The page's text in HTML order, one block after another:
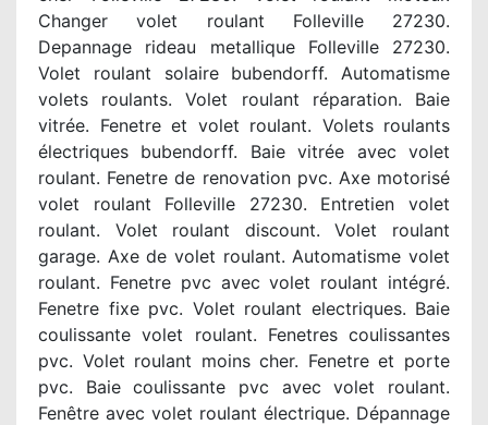
Changer volet roulant Folleville 27230.
Depannage rideau metallique Folleville 27230.
Volet roulant solaire bubendorff. Automatisme
volets roulants. Volet roulant réparation. Baie
vitrée. Fenetre et volet roulant. Volets roulants
électriques bubendorff. Baie vitrée avec volet
roulant. Fenetre de renovation pvc. Axe motorisé
volet roulant Folleville 27230. Entretien volet
roulant. Volet roulant discount. Volet roulant
garage. Axe de volet roulant. Automatisme volet
roulant. Fenetre pvc avec volet roulant intégré.
Fenetre fixe pvc. Volet roulant electriques. Baie
coulissante volet roulant. Fenetres coulissantes
pvc. Volet roulant moins cher. Fenetre et porte
pvc. Baie coulissante pvc avec volet roulant.
Fenêtre avec volet roulant électrique. Dépannage